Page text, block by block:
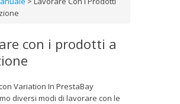
con i prodotti a
Variation In PrestaBay
diversi modi di lavorare con le